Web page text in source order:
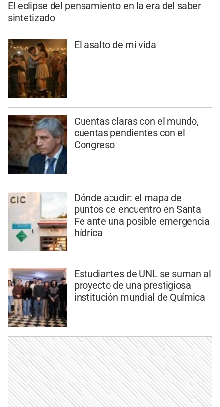
El eclipse del pensamiento en la era del saber
sintetizado
El asalto de mi vida
Cuentas claras con el mundo,
cuentas pendientes con el
Congreso
Dónde acudir: el mapa de
puntos de encuentro en Santa
Fe ante una posible emergencia
hídrica
Estudiantes de UNL se suman al
proyecto de una prestigiosa
institución mundial de Química